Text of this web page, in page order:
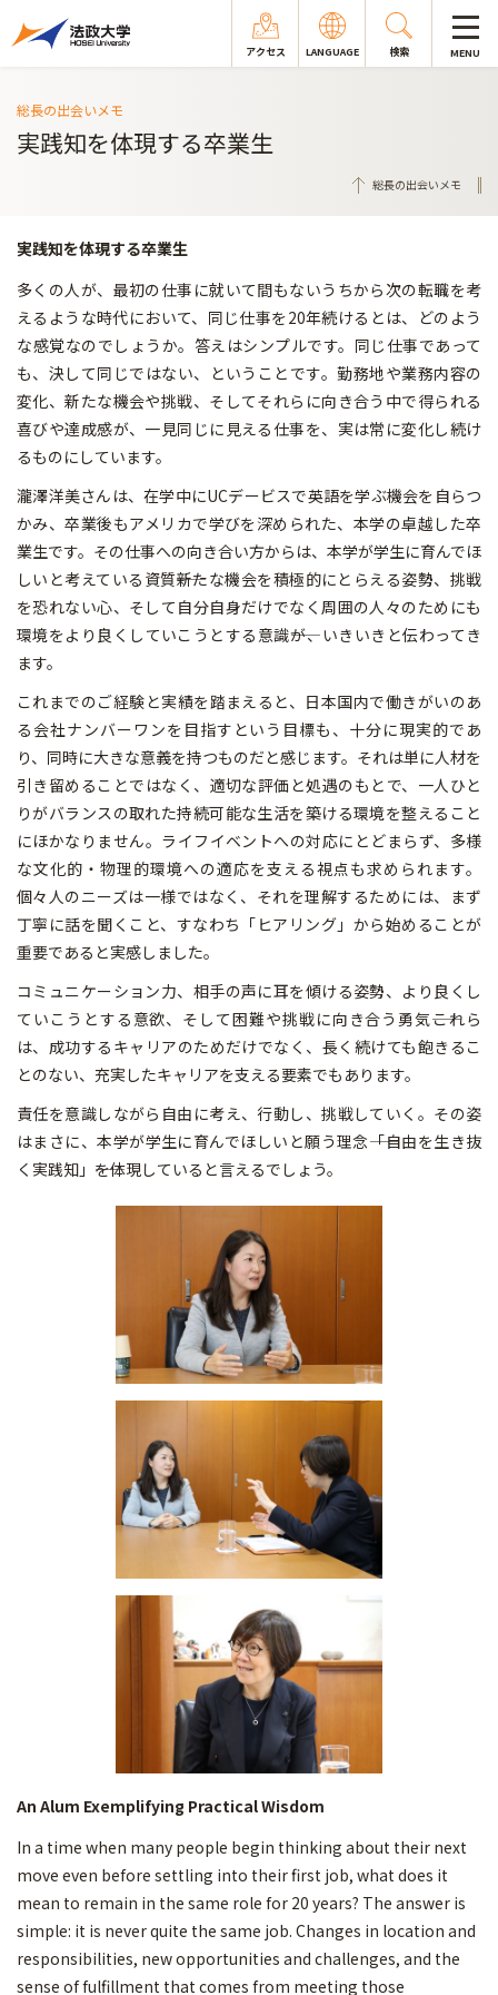
アクセス LANGUAGE 検索 MENU
総長の出会いメモ
実践知を体現する卒業生
総長の出会いメモ
実践知を体現する卒業生
多くの人が、最初の仕事に就いて間もないうちから次の転職を考
えるような時代において、同じ仕事を20年続けるとは、どのよう
な感覚なのでしょうか。答えはシンプルです。同じ仕事であって
も、決して同じではない、ということです。勤務地や業務内容の
変化、新たな機会や挑戦、そしてそれらに向き合う中で得られる
喜びや達成感が、一見同じに見える仕事を、実は常に変化し続け
るものにしています。
瀧澤洋美さんは、在学中にUCデービスで英語を学ぶ機会を自らつ
かみ、卒業後もアメリカで学びを深められた、本学の卓越した卒
業生です。その仕事への向き合い方からは、本学が学生に育んでほ
しいと考えている資質――新たな機会を積極的にとらえる姿勢、挑戦
を恐れない心、そして自分自身だけでなく周囲の人々のためにも
環境をより良くしていこうとする意識――が、いきいきと伝わってき
ます。
これまでのご経験と実績を踏まえると、日本国内で働きがいのあ
る会社ナンバーワンを目指すという目標も、十分に現実的であ
り、同時に大きな意義を持つものだと感じます。それは単に人材を
引き留めることではなく、適切な評価と処遇のもとで、一人ひと
りがバランスの取れた持続可能な生活を築ける環境を整えること
にほかなりません。ライフイベントへの対応にとどまらず、多様
な文化的・物理的環境への適応を支える視点も求められます。
個々人のニーズは一様ではなく、それを理解するためには、まず
丁寧に話を聞くこと、すなわち「ヒアリング」から始めることが
重要であると実感しました。
コミュニケーション力、相手の声に耳を傾ける姿勢、より良くし
ていこうとする意欲、そして困難や挑戦に向き合う勇気――これら
は、成功するキャリアのためだけでなく、長く続けても飽きるこ
とのない、充実したキャリアを支える要素でもあります。
責任を意識しながら自由に考え、行動し、挑戦していく。その姿
はまさに、本学が学生に育んでほしいと願う理念――「自由を生き抜
く実践知」――を体現していると言えるでしょう。
An Alum Exemplifying Practical Wisdom
In a time when many people begin thinking about their next
move even before settling into their first job, what does it
mean to remain in the same role for 20 years? The answer is
simple: it is never quite the same job. Changes in location and
responsibilities, new opportunities and challenges, and the
sense of fulfillment that comes from meeting those